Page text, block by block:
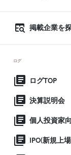
掲載企業を
ログ
ログTOP
決算説明会
個人投資家
IPO(新規上